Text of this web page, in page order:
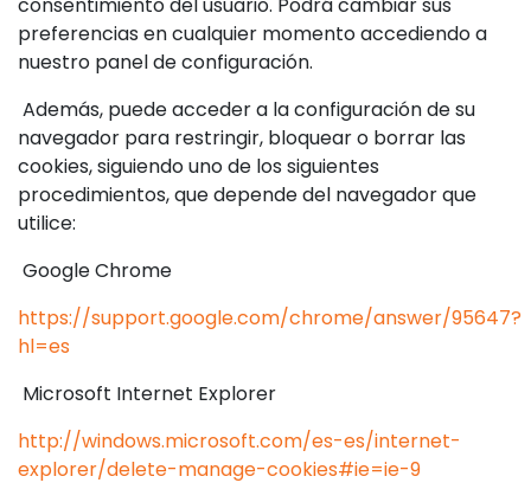
preferencias en cualquier momento accediendo a
nuestro panel de configuración.
Además, puede acceder a la configuración de su
navegador para restringir, bloquear o borrar las
cookies, siguiendo uno de los siguientes
procedimientos, que depende del navegador que
utilice:
Google Chrome
https://support.google.com/chrome/answer/95647?
hl=es
Microsoft Internet Explorer
http://windows.microsoft.com/es-es/internet-
explorer/delete-manage-cookies#ie=ie-9